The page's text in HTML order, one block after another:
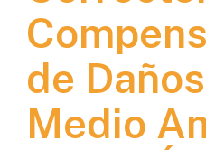
de
Medio